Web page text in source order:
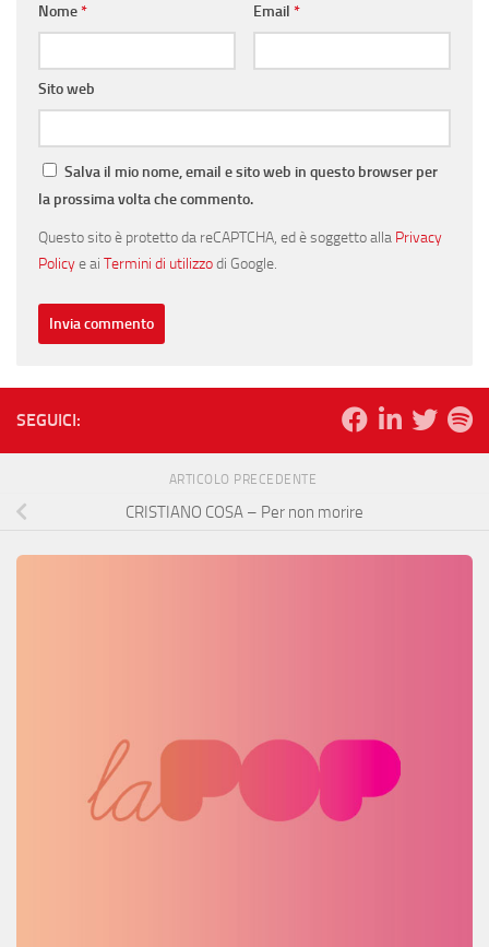
Nome* Email *
Sito web
Salva il mio nome, email e sito web in questo browser per
la prossima volta che commento.
Questo sito è protetto da reCAPTCHA, ed è soggetto alla Privacy
Policye ai Termini di utilizzodi Google.
SEGUICI:
ARTICOLO PRECEDENTE
CRISTIANO COSA – Per non morire